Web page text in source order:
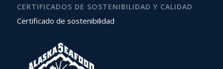
CERTIFICADOS DE SOSTENIBILIDAD Y CALIDAD
Certificado de sostenibilidad